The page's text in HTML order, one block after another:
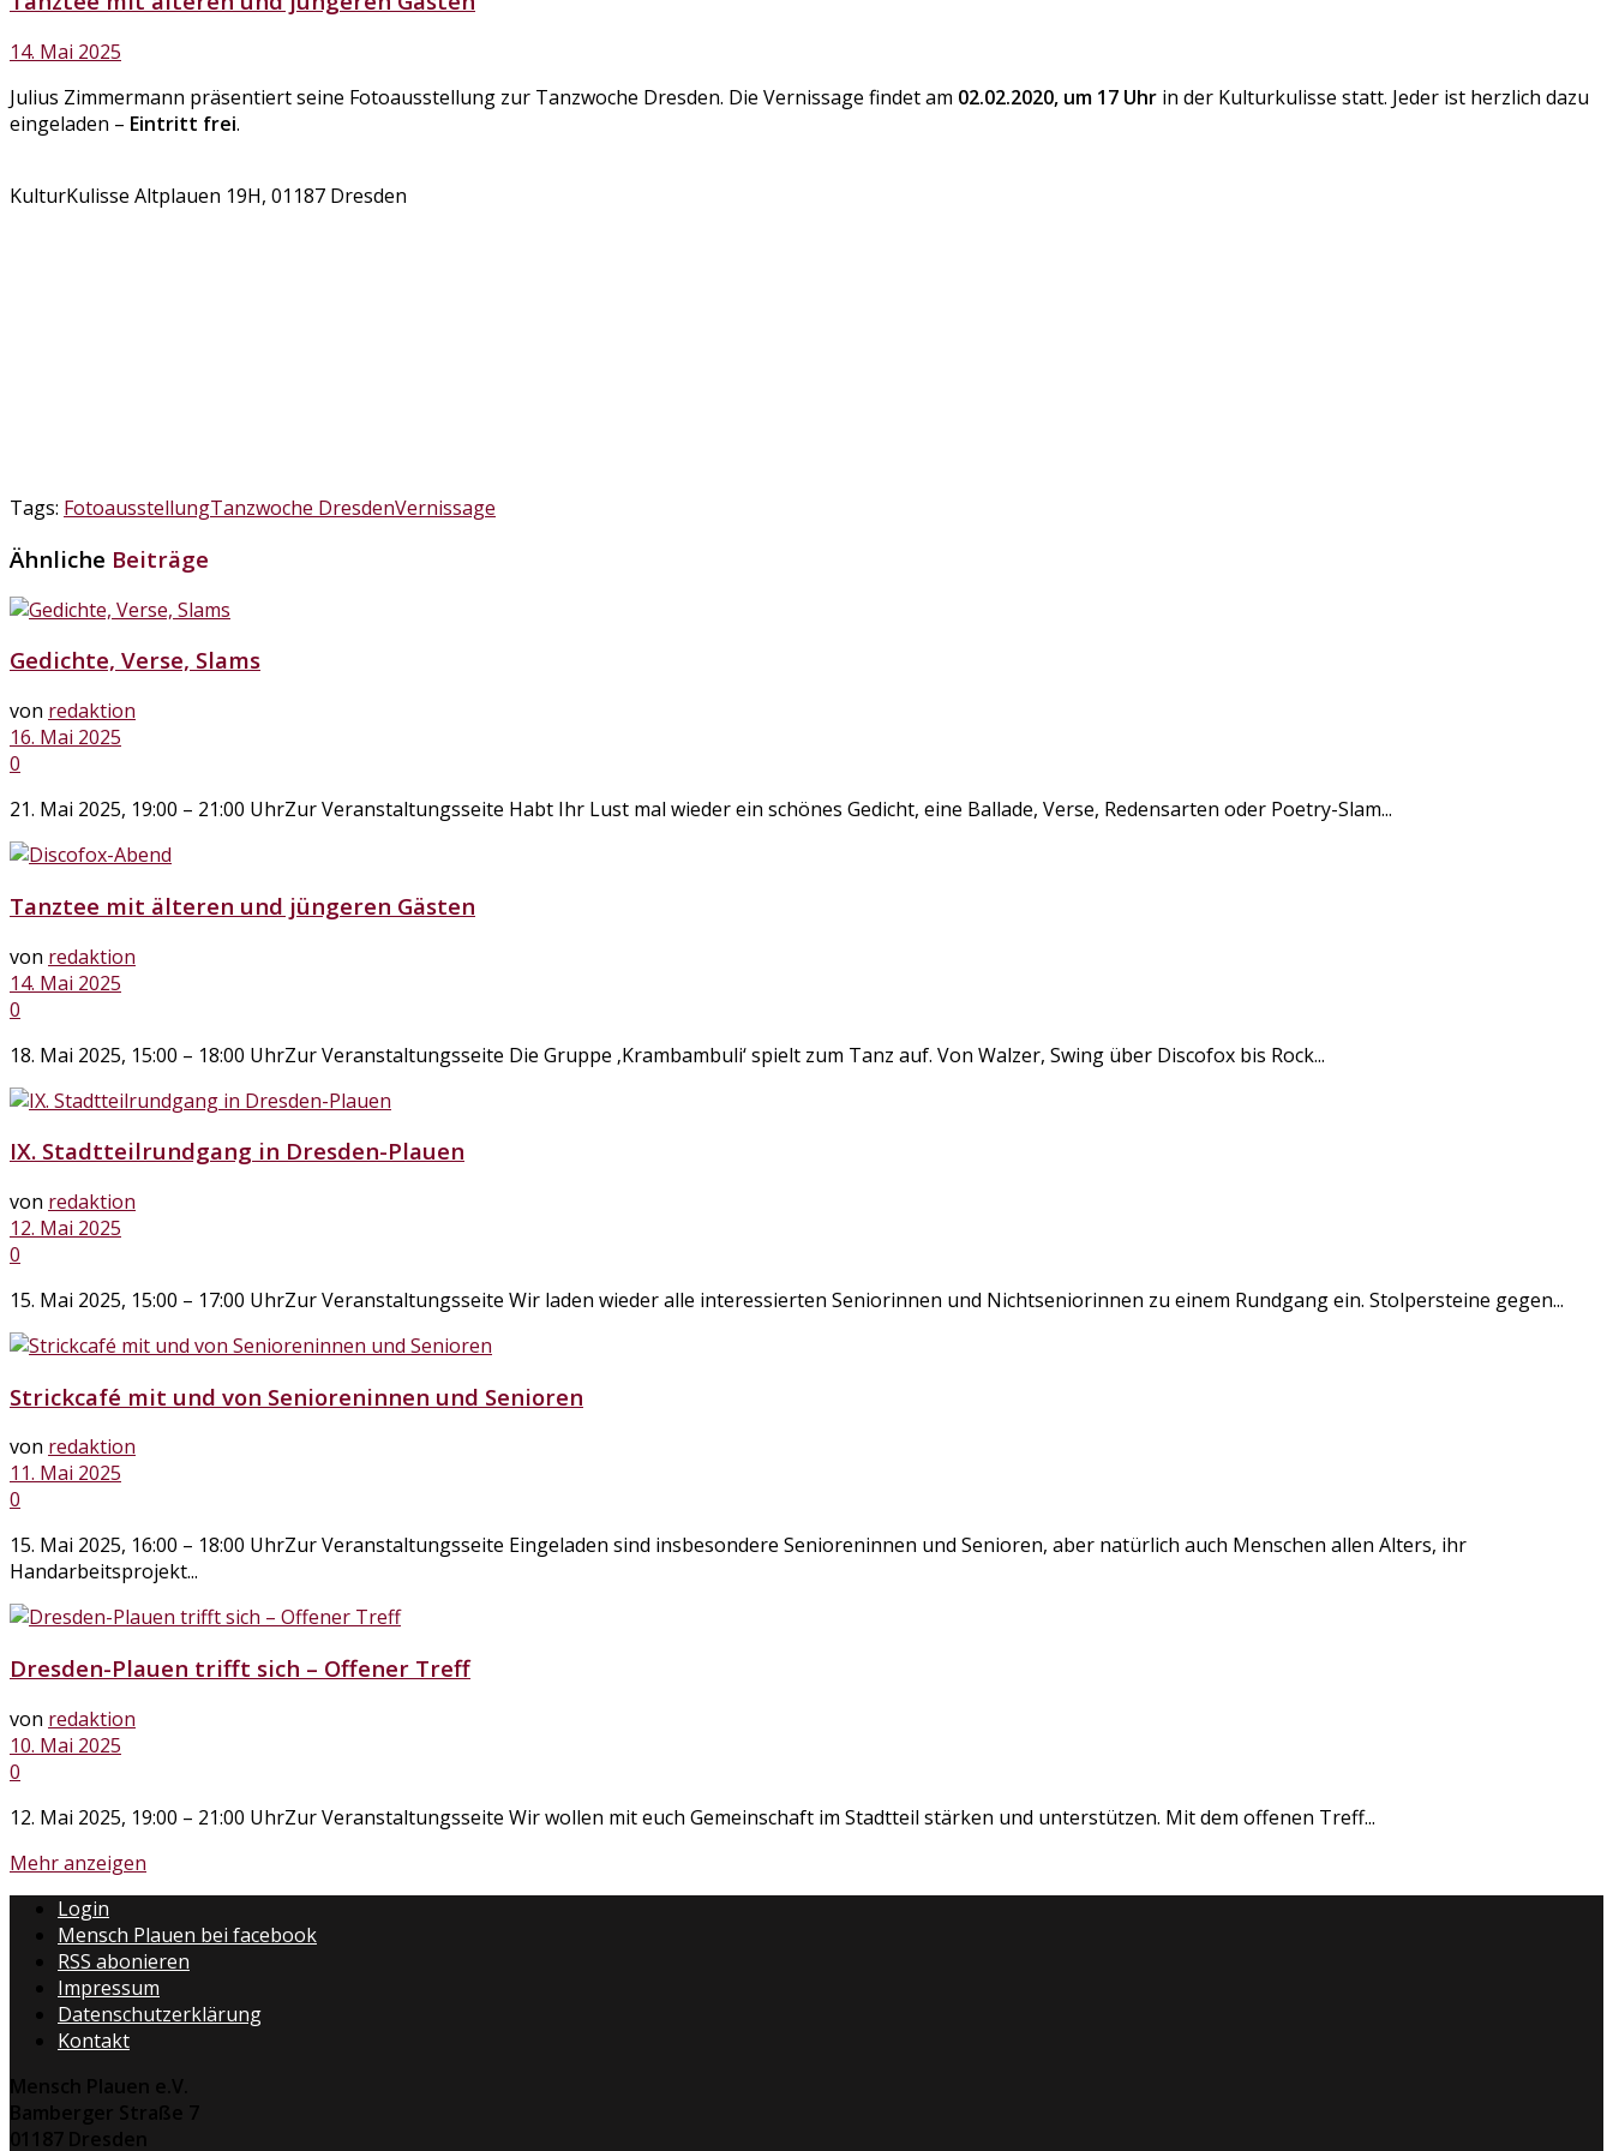
14. Mai 2025
Julius Zimmermann präsentiert seine Fotoausstellung zur Tanzwoche Dresden. Die Vernissage findet am 02.02.2020, um 17 Uhr in der Kulturkulisse statt. Jeder ist herzlich dazu
eingeladen – Eintritt frei.
KulturKulisse Altplauen 19H, 01187 Dresden
Tags: FotoausstellungTanzwoche DresdenVernissage
Ähnliche Beiträge
Gedichte, Verse, Slams
von redaktion
16. Mai 2025
0
21. Mai 2025, 19:00 – 21:00 UhrZur Veranstaltungsseite Habt Ihr Lust mal wieder ein schönes Gedicht, eine Ballade, Verse, Redensarten oder Poetry-Slam...
Tanztee mit älteren und jüngeren Gästen
von redaktion
14. Mai 2025
0
18. Mai 2025, 15:00 – 18:00 UhrZur Veranstaltungsseite Die Gruppe ‚Krambambuli‘ spielt zum Tanz auf. Von Walzer, Swing über Discofox bis Rock...
IX. Stadtteilrundgang in Dresden-Plauen
von redaktion
12. Mai 2025
0
15. Mai 2025, 15:00 – 17:00 UhrZur Veranstaltungsseite Wir laden wieder alle interessierten Seniorinnen und Nichtseniorinnen zu einem Rundgang ein. Stolpersteine gegen...
Strickcafé mit und von Senioreninnen und Senioren
von redaktion
11. Mai 2025
0
15. Mai 2025, 16:00 – 18:00 UhrZur Veranstaltungsseite Eingeladen sind insbesondere Senioreninnen und Senioren, aber natürlich auch Menschen allen Alters, ihr
Handarbeitsprojekt...
Dresden-Plauen trifft sich – Offener Treff
von redaktion
10. Mai 2025
0
12. Mai 2025, 19:00 – 21:00 UhrZur Veranstaltungsseite Wir wollen mit euch Gemeinschaft im Stadtteil stärken und unterstützen. Mit dem offenen Treff...
Mehr anzeigen
Login
Mensch Plauen bei facebook
RSS abonieren
Impressum
Datenschutzerklärung
Kontakt
Mensch Plauen e.V.
Bamberger Straße 7
01187 Dresden